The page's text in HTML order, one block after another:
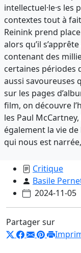
intellectuel·le·s les
contextes tout à
Reinink prend
alors qu’il
contenant des
certaines périodes
aussi savoureuses
sur les pages
film, on découvre
les Paul
également la vie
qui nous est
Critique
Basile
2024-11-05
Partager sur